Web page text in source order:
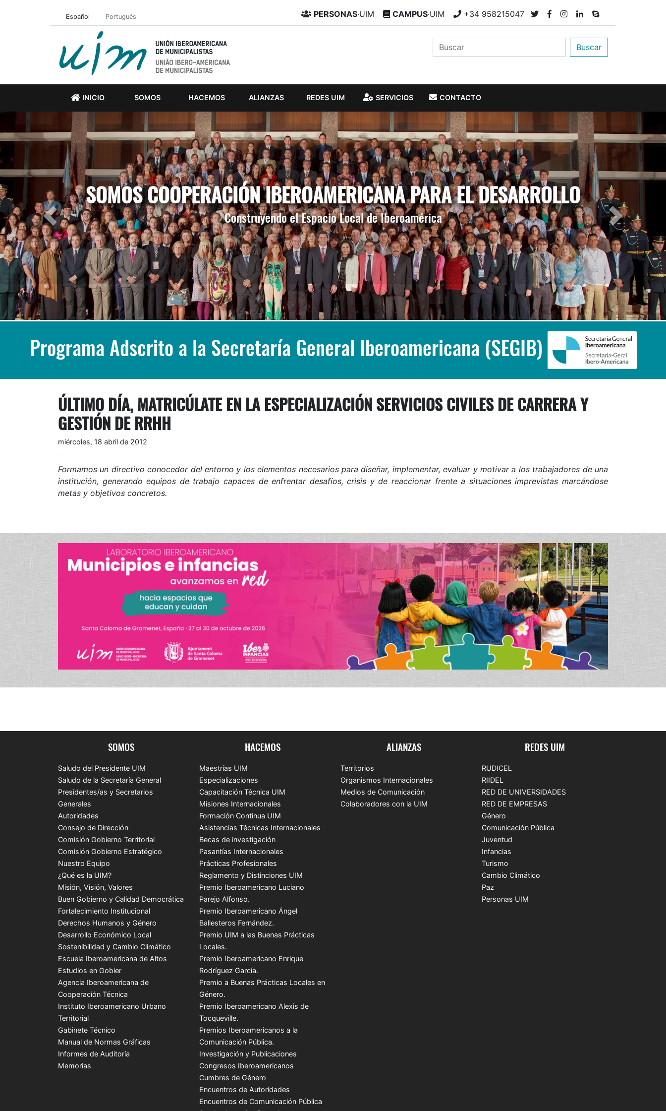
Español Portugués PERSONAS·UIM CAMPUS·UIM +34 958215047
Buscar
INICIO SOMOS HACEMOS ALIANZAS REDES UIM SERVICIOS CONTACTO
SOMOS COOPERACIÓN IBEROAMERICANA PARA EL DESARROLLO
Construyendo el Espacio Local de Iberoamérica
Previous Next
Programa Adscrito a la Secretaría General Iberoamericana (SEGIB)
ÚLTIMO DÍA, MATRICÚLATE EN LA ESPECIALIZACIÓN SERVICIOS CIVILES DE CARRERA Y
GESTIÓN DE RRHH
miércoles, 18 abril de 2012
Formamos un directivo conocedor del entorno y los elementos necesarios para diseñar, implementar, evaluar y motivar a los trabajadores de una
institución, generando equipos de trabajo capaces de enfrentar desafíos, crisis y de reaccionar frente a situaciones imprevistas marcándose
metas y objetivos concretos.
SOMOS
Saludo del Presidente UIM
Saludo de la Secretaría General
Presidentes/as y Secretarios
Generales
Autoridades
Consejo de Dirección
Comisión Gobierno Territorial
Comisión Gobierno Estratégico
Nuestro Equipo
¿Qué es la UIM?
Misión, Visión, Valores
Buen Gobierno y Calidad Democrática
Fortalecimiento Institucional
Derechos Humanos y Género
Desarrollo Económico Local
Sostenibilidad y Cambio Climático
Escuela Iberoamericana de Altos
Estudios en Gobier
Agencia Iberoamericana de
Cooperación Técnica
Instituto Iberoamericano Urbano
Territorial
Gabinete Técnico
Manual de Normas Gráficas
Informes de Auditoría
Memorias
HACEMOS
Maestrías UIM
Especializaciones
Capacitación Técnica UIM
Misiones Internacionales
Formación Continua UIM
Asistencias Técnicas Internacionales
Becas de investigación
Pasantías Internacionales
Prácticas Profesionales
Reglamento y Distinciones UIM
Premio Iberoamericano Luciano
Parejo Alfonso.
Premio Iberoamericano Ángel
Ballesteros Fernández.
Premio UIM a las Buenas Prácticas
Locales.
Premio Iberoamericano Enrique
Rodríguez García.
Premio a Buenas Prácticas Locales en
Género.
Premio Iberoamericano Alexis de
Tocqueville.
Premios Iberoamericanos a la
Comunicación Pública.
Investigación y Publicaciones
Congresos Iberoamericanos
Cumbres de Género
Encuentros de Autoridades
Encuentros de Comunicación Pública
ALIANZAS
Territorios
Organismos Internacionales
Medios de Comunicación
Colaboradores con la UIM
REDES UIM
RUDICEL
RIIDEL
RED DE UNIVERSIDADES
RED DE EMPRESAS
Género
Comunicación Pública
Juventud
Infancias
Turismo
Cambio Climático
Paz
Personas UIM